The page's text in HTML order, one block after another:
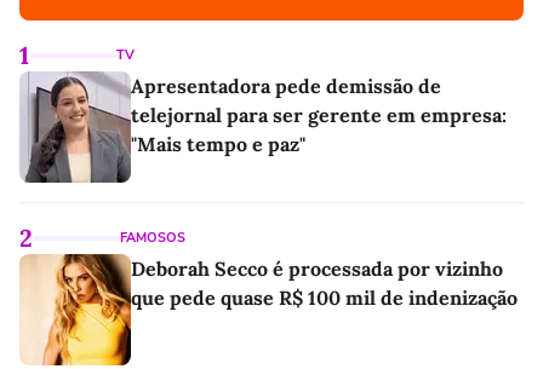
1 TV
Apresentadora pede demissão de
telejornal para ser gerente em empresa:
"Mais tempo e paz"
2 FAMOSOS
Deborah Secco é processada por vizinho
que pede quase R$ 100 mil de indenização